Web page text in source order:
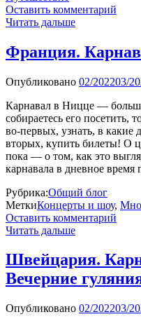
Оставить комментарий
Читать дальше
Франция.
Опубликовано 02/202203/
Карнавал в Ницце —
собираетесь его посетить,
во-первых, узнать, в какие
вторых, купить билеты! О
пока — о том, как это
карнавала в дневное
Рубрика:Общий блог
МеткиКонцерты и шоу,
Оставить комментарий
Читать дальше
Швейцария.
Вечерние
Опубликовано 02/202203/